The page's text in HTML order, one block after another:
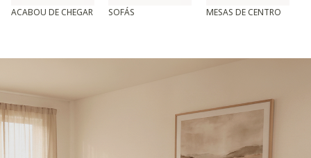
ACABOU DE CHEGAR SOFÁS MESAS DE CENTRO